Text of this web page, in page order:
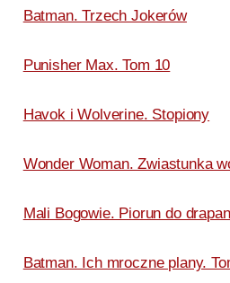
Batman. Trzech Jokerów
Punisher Max. Tom 10
Havok i Wolverine. Stopiony
Wonder Woman. Zwiastunka
Mali Bogowie. Piorun do
Batman. Ich mroczne plany.